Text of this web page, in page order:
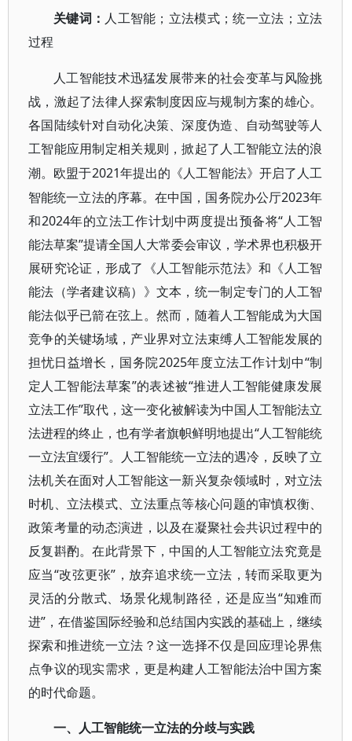
关键词： 人工智能；立法模式；统一立法；立法
过程
人工智能技术迅猛发展带来的社会变革与风险挑
战，激起了法律人探索制度因应与规制方案的雄心。
各国陆续针对自动化决策、深度伪造、自动驾驶等人
工智能应用制定相关规则，掀起了人工智能立法的浪
潮。欧盟于2021年提出的《人工智能法》开启了人工
智能统一立法的序幕。在中国，国务院办公厅2023年
和2024年的立法工作计划中两度提出预备将“人工智
能法草案”提请全国人大常委会审议，学术界也积极开
展研究论证，形成了《人工智能示范法》和《人工智
能法（学者建议稿）》文本，统一制定专门的人工智
能法似乎已箭在弦上。然而，随着人工智能成为大国
竞争的关键场域，产业界对立法束缚人工智能发展的
担忧日益增长，国务院2025年度立法工作计划中“制
定人工智能法草案”的表述被“推进人工智能健康发展
立法工作”取代，这一变化被解读为中国人工智能法立
法进程的终止，也有学者旗帜鲜明地提出“人工智能统
一立法宜缓行”。人工智能统一立法的遇冷，反映了立
法机关在面对人工智能这一新兴复杂领域时，对立法
时机、立法模式、立法重点等核心问题的审慎权衡、
政策考量的动态演进，以及在凝聚社会共识过程中的
反复斟酌。在此背景下，中国的人工智能立法究竟是
应当“改弦更张”，放弃追求统一立法，转而采取更为
灵活的分散式、场景化规制路径，还是应当“知难而
进”，在借鉴国际经验和总结国内实践的基础上，继续
探索和推进统一立法？这一选择不仅是回应理论界焦
点争议的现实需求，更是构建人工智能法治中国方案
的时代命题。
一、人工智能统一立法的分歧与实践